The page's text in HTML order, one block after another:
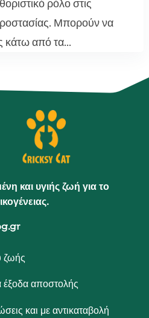
ρόλο στις
Μπορούν να
κάτω από τα...
και υγιής ζωή για το
ζωής
έξοδα αποστολής
και με αντικαταβολή